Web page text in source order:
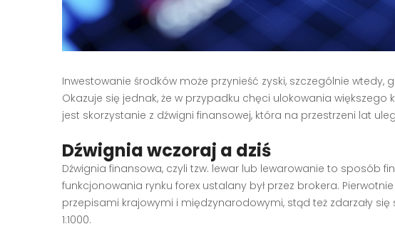
Inwestowanie środków może przynieść zyski, szczególnie wtedy,
Okazuje się jednak, że w przypadku chęci ulokowania większego
jest skorzystanie z dźwigni finansowej, która na przestrzeni lat
Dźwignia wczoraj a dziś
Dźwignia finansowa, czyli tzw. lewar lub lewarowanie to sposób
funkcjonowania rynku forex ustalany był przez brokera.
przepisami krajowymi i międzynarodowymi, stąd też zdarzały się
1:1000.